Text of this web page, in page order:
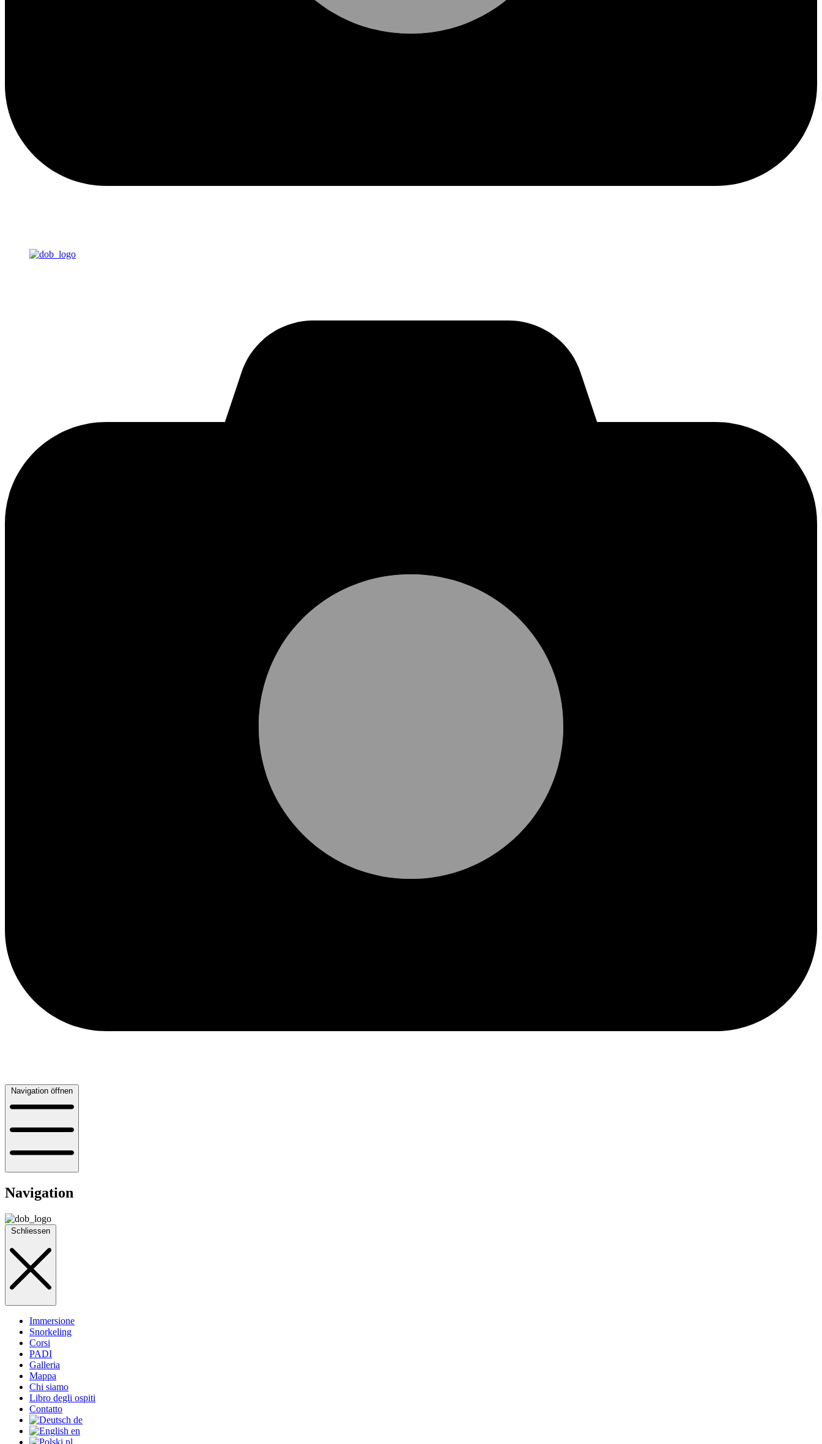
Navigation öffnen
Navigation
Schliessen
Immersione
Snorkeling
Corsi
PADI
Galleria
Mappa
Chi siamo
Libro degli ospiti
Contatto
de
en
pl